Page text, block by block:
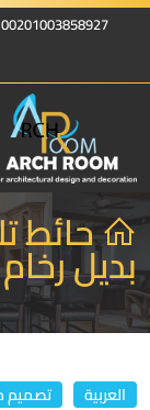
00201003858927
حائط
بديل رخام
العربية تصميم